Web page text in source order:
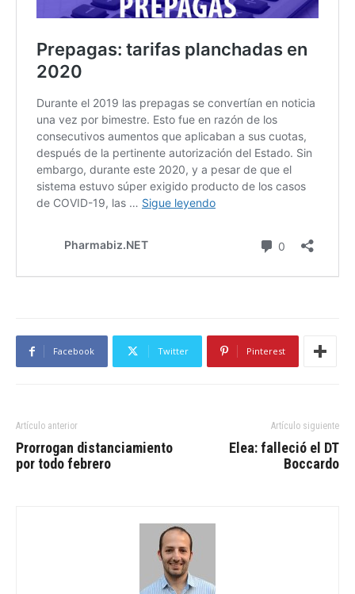
Facebook Twitter Pinterest
Artículo anterior
Prorrogan distanciamiento
por todo febrero
Artículo siguiente
Elea: falleció el DT
Boccardo